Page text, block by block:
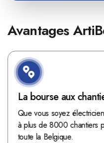
Avantages
La bourse aux
véritable mine d'or !
Que vous soyez
à plus de 8000 chantiers
toute la Belgique.